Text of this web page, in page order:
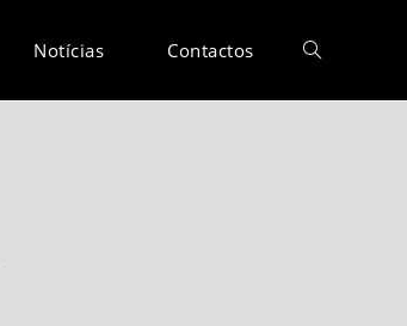
Notícias Contactos